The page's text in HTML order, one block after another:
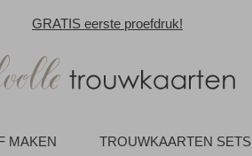
GRATIS eerste proefdruk!
MAKEN TROUWKAARTEN SETS